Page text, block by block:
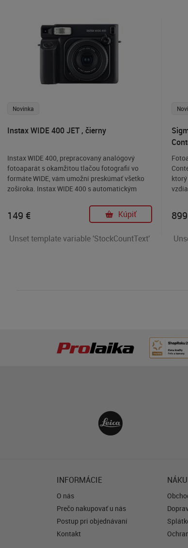
Novinka
Instax WIDE 400 JET , čierny
Instax WIDE 400, prepracovaný analógový
fotoaparát s okamžitou tlačou fotografií vo
formáte WIDE, vám umožní preskúmať všetko
zoširoka. Instax WIDE 400 s automatickým
obrazu, zatiaľ čo vy sa sústredíte na dokonalé
vyplnenie širšieho záberu.
149 € Kúpiť
Unset template variable 'StockCountText'
899
INFORMÁCIE
O nás
Prečo nakupovať u nás
Postup pri objednávaní
Kontakt